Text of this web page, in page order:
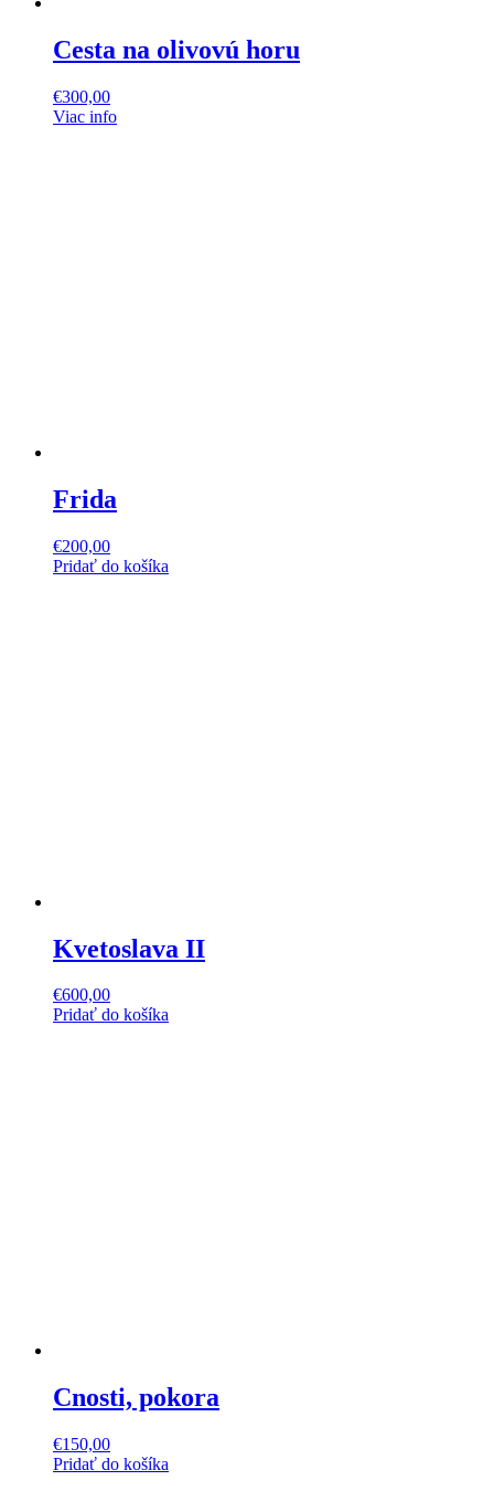
Cesta na olivovú horu
€300,00
Viac info
Frida
€200,00
Pridať do košíka
Kvetoslava II
€600,00
Pridať do košíka
Cnosti, pokora
€150,00
Pridať do košíka